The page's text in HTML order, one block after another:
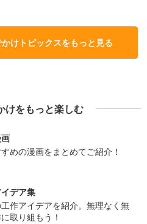
けトピックスをもっと見る
けをもっと楽しむ
めの漫画をまとめてご紹介！
デア集
作アイデアを紹介。無理なく無
取り組もう！